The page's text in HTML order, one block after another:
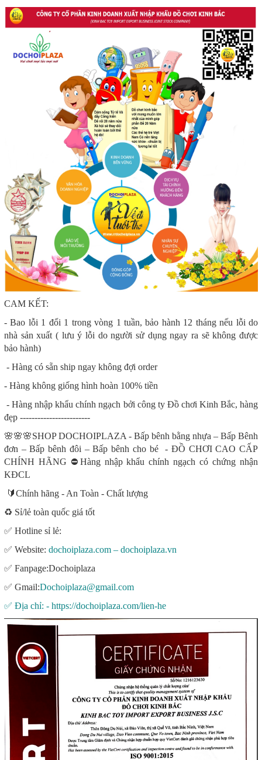
CAM KẾT:
- Bao lỗi 1 đổi 1 trong vòng 1 tuần, bảo hành 12 tháng nếu lỗi do
nhà sản xuất ( lưu ý lỗi do người sử dụng ngay ra sẽ không được
bảo hành)
- Hàng có sẵn ship ngay không đợi order
- Hàng không giống hình hoàn 100% tiền
- Hàng nhập khẩu chính ngạch bởi công ty Đồ chơi Kinh Bắc, hàng
đẹp ------------------------
🌸🌸🌸SHOP DOCHOIPLAZA - Bấp bênh bằng nhựa – Bấp Bênh
đơn – Bấp bênh đôi – Bấp bênh cho bé - ĐỒ CHƠI CAO CẤP
CHÍNH HÃNG ⛔Hàng nhập khẩu chính ngạch có chứng nhận
KĐCL
🔰Chính hãng - An Toàn - Chất lượng
♻️ Sỉ/lẻ toàn quốc giá tốt
✅ Hotline sỉ lẻ:
✅ Website: dochoiplaza.com – dochoiplaza.vn
✅ Fanpage:Dochoiplaza
✅ Gmail:Dochoiplaza@gmail.com
✅ Địa chỉ: - https://dochoiplaza.com/lien-he